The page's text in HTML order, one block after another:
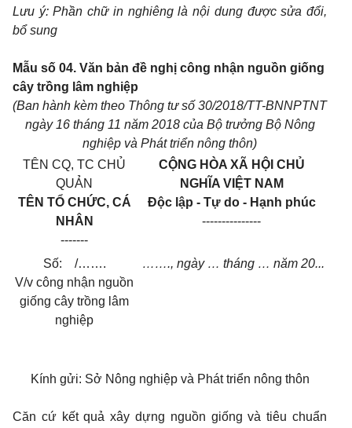
Lưu ý: Phần chữ in nghiêng là nội dung được sửa đổi,
bổsung
Mẫu số 04. Văn bản đề nghị công nhận nguồn giống
cây trồng lâm nghiệp
(Ban hành kèm theo Thông tư số 30/2018/TT-BNNPTNT
ngày 16 tháng 11 năm 2018 của Bộ trưởng Bộ Nông
nghiệp và Phát triển nông thôn)
TÊN CQ, TC CHỦ
QUẢN
TÊN TỔ CHỨC, CÁ
NHÂN
-------
CỘNG HÒA XÃ HỘI CHỦ
NGHĨA VIỆT NAM
Độc lập - Tự do - Hạnh phúc
---------------
Số: /…….
V/v công nhận nguồn
giống cây trồng lâm
nghiệp
……., ngày … tháng … năm 20...
Kính gửi: Sở Nông nghiệp và Phát triển nông thôn
Căn cứ kết quả xây dựng nguồn giống và tiêu chuẩn